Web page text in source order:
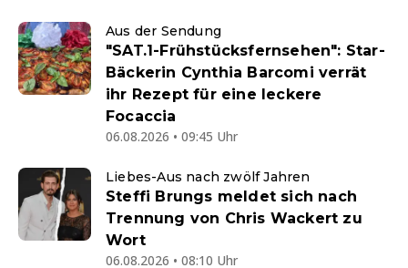
Aus der Sendung
"SAT.1-Frühstücksfernsehen": Star-
Bäckerin Cynthia Barcomi verrät
ihr Rezept für eine leckere
Focaccia
06.08.2026 • 09:45 Uhr
Liebes-Aus nach zwölf Jahren
Steffi Brungs meldet sich nach
Trennung von Chris Wackert zu
Wort
06.08.2026 • 08:10 Uhr